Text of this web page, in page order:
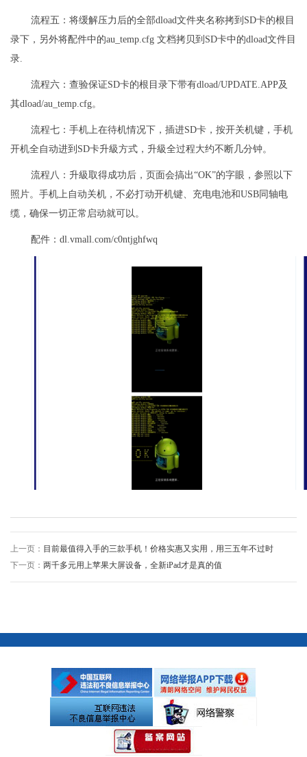
流程五：将缓解压力后的全部dload文件夹名称拷到SD卡的根目
录下，另外将配件中的au_temp.cfg 文档拷贝到SD卡中的dload文件目
录.
流程六：查验保证SD卡的根目录下带有dload/UPDATE.APP及
其dload/au_temp.cfg。
流程七：手机上在待机情况下，插进SD卡，按开关机键，手机
开机全自动进到SD卡升級方式，升級全过程大约不断几分钟。
流程八：升級取得成功后，页面会搞出“OK”的字眼，参照以下
照片。手机上自动关机，不必打动开机键、充电电池和USB同轴电
缆，确保一切正常启动就可以。
配件：dl.vmall.com/c0ntjghfwq
上一页： 目前最值得入手的三款手机！价格实惠又实用，用三五年不过时
下一页： 两千多元用上苹果大屏设备，全新iPad才是真的值